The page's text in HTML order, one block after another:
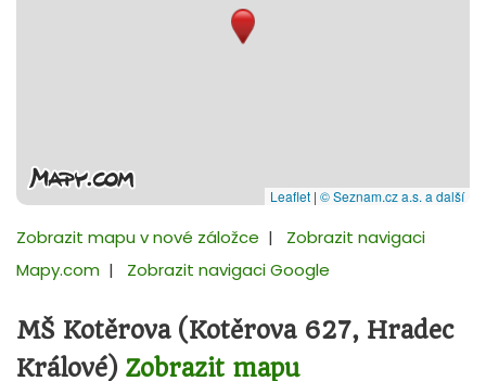
Leaflet | © Seznam.cz a.s. a další
Zobrazit mapu v nové záložce | Zobrazit navigaci
Mapy.com | Zobrazit navigaci Google
MŠ Kotěrova (Kotěrova 627, Hradec
Králové) Zobrazit mapu